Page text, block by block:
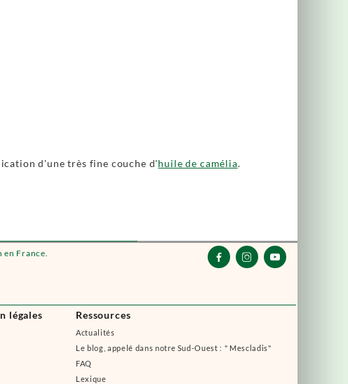
en France.
légales Ressources
Actualités
Le blog, appelé dans notre Sud-Ouest : " Mescladis"
FAQ
Lexique
  
d'une très fine couche d'huile de camélia.